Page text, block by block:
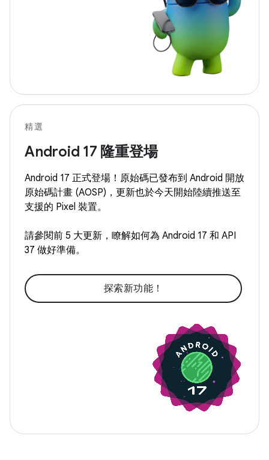
精選
Android 17 隆重登場
Android 17 正式登場！原始碼已發布到 Android 開放
原始碼計畫 (AOSP)，更新也於今天開始陸續推送至
支援的 Pixel 裝置。
請參閱前 5 大更新，瞭解如何為 Android 17 和 API
37 做好準備。
探索新功能！